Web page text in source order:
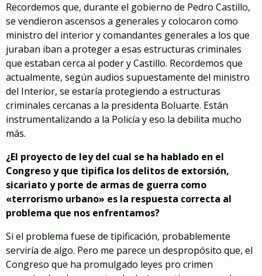
Recordemos que, durante el gobierno de Pedro Castillo,
se vendieron ascensos a generales y colocaron como
ministro del interior y comandantes generales a los que
juraban iban a proteger a esas estructuras criminales
que estaban cerca al poder y Castillo. Recordemos que
actualmente, según audios supuestamente del ministro
del Interior, se estaría protegiendo a estructuras
criminales cercanas a la presidenta Boluarte. Están
instrumentalizando a la Policía y eso la debilita mucho
más.
¿El proyecto de ley del cual se ha hablado en el
Congreso y que tipifica los delitos de extorsión,
sicariato y porte de armas de guerra como
«terrorismo urbano» es la respuesta correcta al
problema que nos enfrentamos?
Si el problema fuese de tipificación, probablemente
serviría de algo. Pero me parece un despropósito que, el
Congreso que ha promulgado leyes pro crimen